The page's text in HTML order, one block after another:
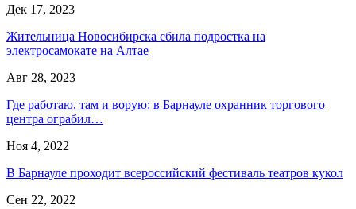
Дек 17, 2023
Жительница Новосибирска сбила подростка на
электросамокате на Алтае
Авг 28, 2023
Где работаю, там и ворую: в Барнауле охранник торгового
центра ограбил…
Ноя 4, 2022
В Барнауле проходит всероссийский фестиваль театров кукол
Сен 22, 2022